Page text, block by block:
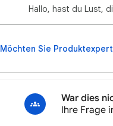
Hallo, hast du Lust,
Möchten Sie
War dies
Ihre Frage